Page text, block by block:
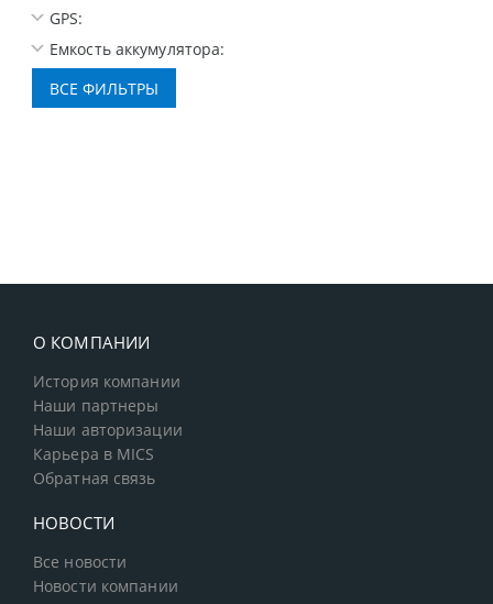
GPS:
Емкость аккумулятора:
О КОМПАНИИ
История компании
Наши партнеры
Наши авторизации
Карьера в MICS
Обратная связь
НОВОСТИ
Все новости
Новости компании